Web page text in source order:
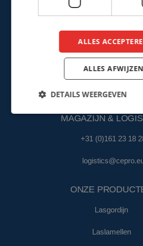
sales@cepro.eu
FINANCIËN &
+31 (0)161 22 35
MAGAZIJN &
+31 (0)161 23 18
ONZE
Lasgordijn
Laslamellen
ALLES
ALLES AFWIJZEN
DETAILS WEERGEVEN